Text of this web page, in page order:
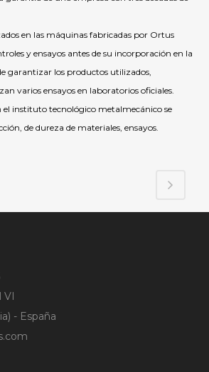
en las máquinas fabricadas por Ortus
y ensayos antes de su incorporación en la
garantizar los productos utilizados,
varios ensayos en laboratorios oficiales.
el instituto tecnológico metalmecánico se
de dureza de materiales, ensayos.
VI
- España